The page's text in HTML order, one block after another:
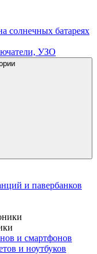
солнечных батареях
УЗО
и павербанков
и смартфонов
и ноутбуков